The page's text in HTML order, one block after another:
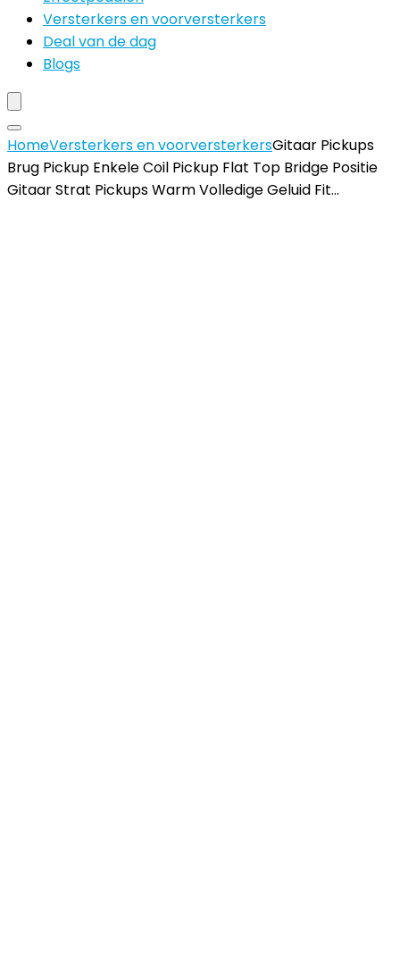
Versterkers en voorversterkers
Deal van de dag
Blogs
HomeVersterkers en voorversterkersGitaar Pickups
Brug Pickup Enkele Coil Pickup Flat Top Bridge Positie
Gitaar Strat Pickups Warm Volledige Geluid Fit…